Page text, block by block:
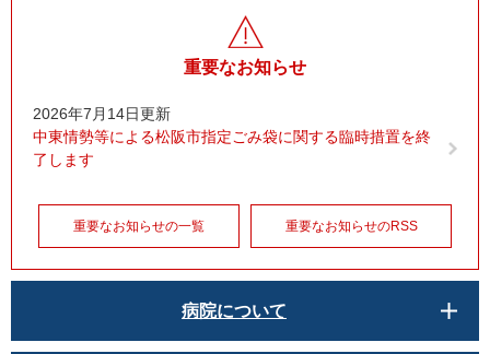
重要なお知らせ
2026年7月14日更新
中東情勢等による松阪市指定ごみ袋に関する臨時措置を終
了します
重要なお知らせの一覧 重要なお知らせのRSS
病院について